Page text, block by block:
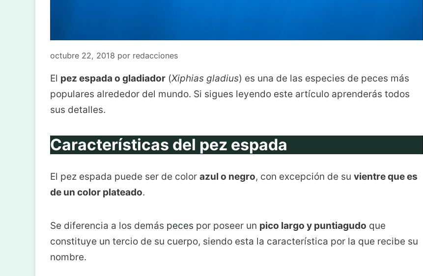
octubre 22, 2018 por redacciones
El pez espada o gladiador (Xiphias gladius) es una de las especies de peces más
populares alrededor del mundo. Si sigues leyendo este artículo aprenderás todos
sus detalles.
Características del pez espada
El pez espada puede ser de color azul o negro, con excepción de su vientre que es
de un color plateado.
Se diferencia a los demás peces por poseer un pico largo y puntiagudo que
constituye un tercio de su cuerpo, siendo esta la característica por la que recibe su
nombre.